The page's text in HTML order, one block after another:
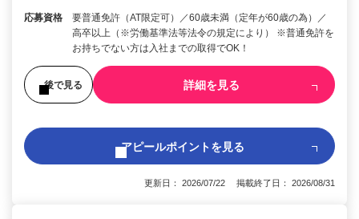
応募資格
要普通免許（AT限定可）／60歳未満（定年が60歳の為）／
高卒以上（※労働基準法等法令の規定により） ※普通免許を
お持ちでない方は入社までの取得でOK！
後で見る 詳細を見る
アピールポイントを見る
更新日： 2026/07/22 掲載終了日： 2026/08/31